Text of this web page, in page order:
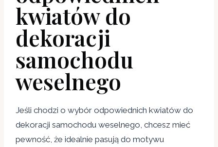
kwiatów do
dekoracji
samochodu
weselnego
Jeśli chodzi o wybór odpowiednich kwiatów do
dekoracji samochodu weselnego, chcesz mieć
pewność, że idealnie pasują do motywu